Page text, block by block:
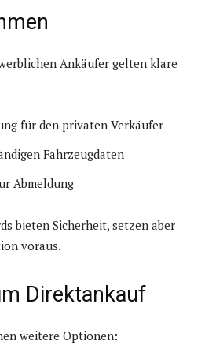
Ankäufer gelten klare
für den privaten Verkäufer
Fahrzeugdaten
Abmeldung
bieten Sicherheit, setzen aber
voraus.
Direktankauf
weitere Optionen: